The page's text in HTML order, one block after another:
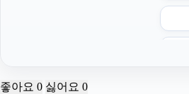
좋아요 0 싫어요 0